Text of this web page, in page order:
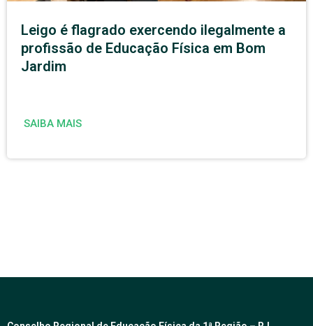
Leigo é flagrado exercendo ilegalmente a
profissão de Educação Física em Bom
Jardim
SAIBA MAIS